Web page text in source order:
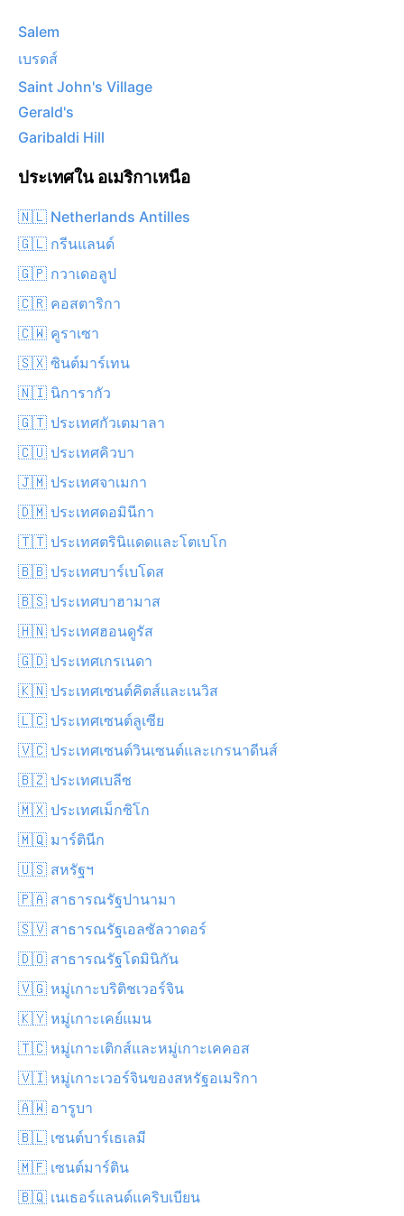
Salem
เบรดส์
Saint John's Village
Gerald's
Garibaldi Hill
ประเทศใน อเมริกาเหนือ
🇳🇱 Netherlands Antilles
🇬🇱 กรีนแลนด์
🇬🇵 กวาเดอลูป
🇨🇷 คอสตาริกา
🇨🇼 คูราเซา
🇸🇽 ซินต์มาร์เทน
🇳🇮 นิการากัว
🇬🇹 ประเทศกัวเตมาลา
🇨🇺 ประเทศคิวบา
🇯🇲 ประเทศจาเมกา
🇩🇲 ประเทศดอมินีกา
🇹🇹 ประเทศตรินิแดดและโตเบโก
🇧🇧 ประเทศบาร์เบโดส
🇧🇸 ประเทศบาฮามาส
🇭🇳 ประเทศฮอนดูรัส
🇬🇩 ประเทศเกรเนดา
🇰🇳 ประเทศเซนต์คิตส์และเนวิส
🇱🇨 ประเทศเซนต์ลูเซีย
🇻🇨 ประเทศเซนต์วินเซนต์และเกรนาดีนส์
🇧🇿 ประเทศเบลีซ
🇲🇽 ประเทศเม็กซิโก
🇲🇶 มาร์ตินีก
🇺🇸 สหรัฐฯ
🇵🇦 สาธารณรัฐปานามา
🇸🇻 สาธารณรัฐเอลซัลวาดอร์
🇩🇴 สาธารณรัฐโดมินิกัน
🇻🇬 หมู่เกาะบริติชเวอร์จิน
🇰🇾 หมู่เกาะเคย์แมน
🇹🇨 หมู่เกาะเติกส์และหมู่เกาะเคคอส
🇻🇮 หมู่เกาะเวอร์จินของสหรัฐอเมริกา
🇦🇼 อารูบา
🇧🇱 เซนต์บาร์เธเลมี
🇲🇫 เซนต์มาร์ติน
🇧🇶 เนเธอร์แลนด์แคริบเบียน